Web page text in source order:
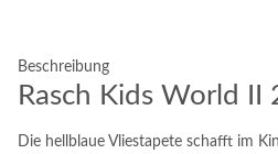
Beschreibung
Rasch Kids World II
Die hellblaue Vliestapete schafft im